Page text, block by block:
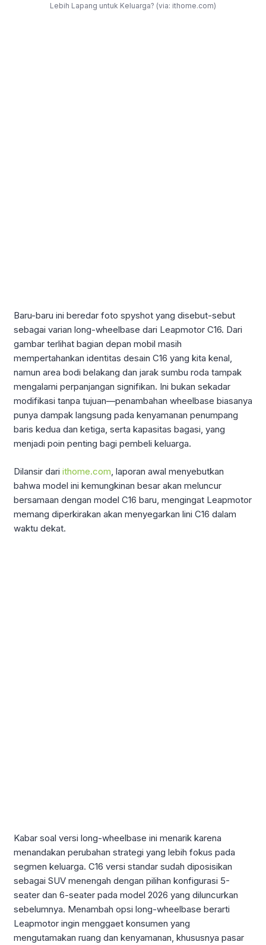
Lebih Lapang untuk Keluarga? (via: ithome.com)
Baru-baru ini beredar foto spyshot yang disebut-sebut
sebagai varian long-wheelbase dari Leapmotor C16. Dari
gambar terlihat bagian depan mobil masih
mempertahankan identitas desain C16 yang kita kenal,
namun area bodi belakang dan jarak sumbu roda tampak
mengalami perpanjangan signifikan. Ini bukan sekadar
modifikasi tanpa tujuan—penambahan wheelbase biasanya
punya dampak langsung pada kenyamanan penumpang
baris kedua dan ketiga, serta kapasitas bagasi, yang
menjadi poin penting bagi pembeli keluarga.
Dilansir dari ithome.com, laporan awal menyebutkan
bahwa model ini kemungkinan besar akan meluncur
bersamaan dengan model C16 baru, mengingat Leapmotor
memang diperkirakan akan menyegarkan lini C16 dalam
waktu dekat.
Kabar soal versi long-wheelbase ini menarik karena
menandakan perubahan strategi yang lebih fokus pada
segmen keluarga. C16 versi standar sudah diposisikan
sebagai SUV menengah dengan pilihan konfigurasi 5-
seater dan 6-seater pada model 2026 yang diluncurkan
sebelumnya. Menambah opsi long-wheelbase berarti
Leapmotor ingin menggaet konsumen yang
mengutamakan ruang dan kenyamanan, khususnya pasar